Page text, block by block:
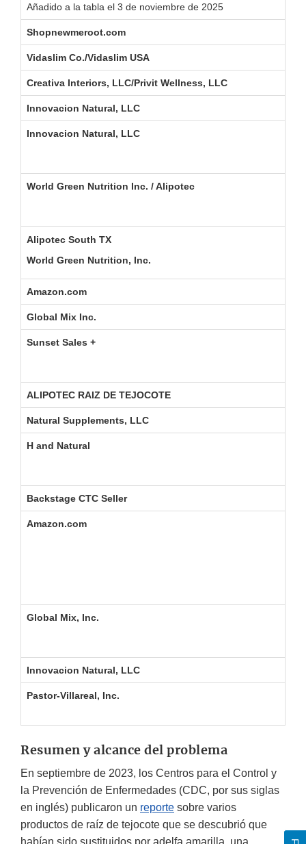
Añadido a la tabla el 3 de noviembre de 2025
Shopnewmeroot.com
Vidaslim Co./Vidaslim USA
Creativa Interiors, LLC/Privit Wellness, LLC
Innovacion Natural, LLC
Innovacion Natural, LLC
World Green Nutrition Inc. / Alipotec
Alipotec South TX
World Green Nutrition, Inc.
Amazon.com
Global Mix Inc.
Sunset Sales +
ALIPOTEC RAIZ DE TEJOCOTE
Natural Supplements, LLC
H and Natural
Backstage CTC Seller
Amazon.com
Global Mix, Inc.
Innovacion Natural, LLC
Pastor-Villareal, Inc.
Resumen y alcance del problema
En septiembre de 2023, los Centros para el Control y
la Prevención de Enfermedades (CDC, por sus siglas
en inglés) publicaron un reporte sobre varios
productos de raíz de tejocote que se descubrió que